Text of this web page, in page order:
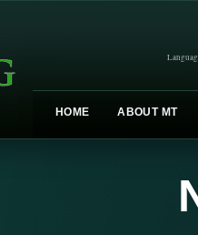
HOME ABOUT MT